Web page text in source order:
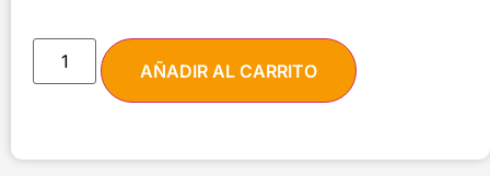
AÑADIR AL CARRITO